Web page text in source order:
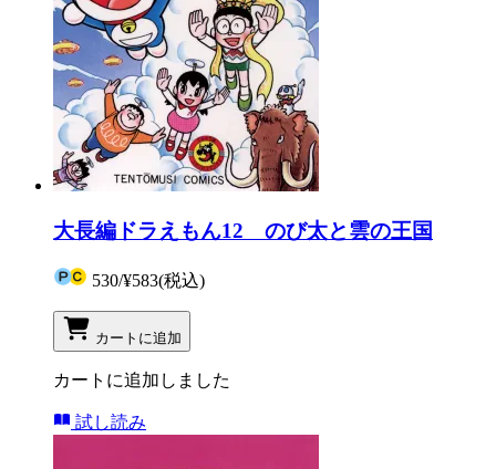
大長編ドラえもん12 のび太と雲の王国
530/¥583(税込)
カートに追加
カートに追加しました
試し読み